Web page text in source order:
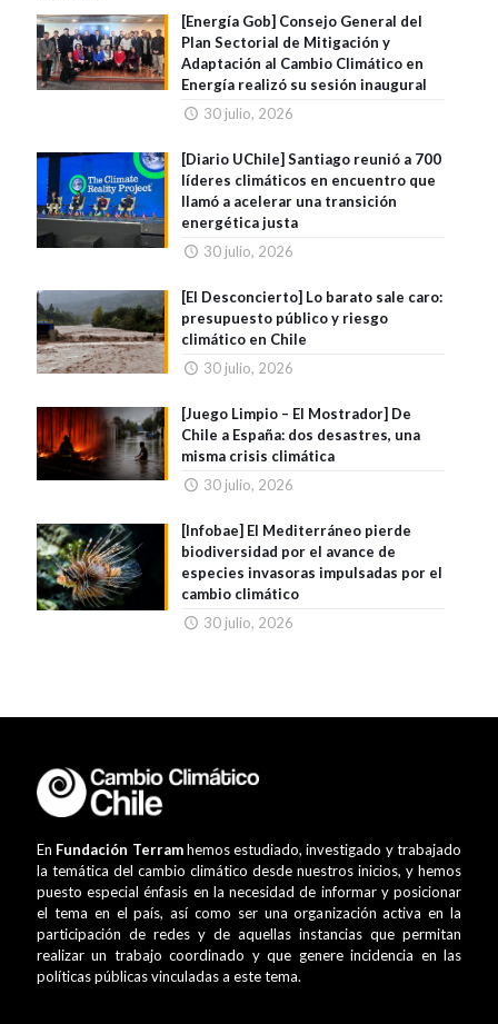
[Energía Gob] Consejo General del
Plan Sectorial de Mitigación y
Adaptación al Cambio Climático en
Energía realizó su sesión inaugural
30 julio, 2026
[Diario UChile] Santiago reunió a 700
líderes climáticos en encuentro que
llamó a acelerar una transición
energética justa
30 julio, 2026
[El Desconcierto] Lo barato sale caro:
presupuesto público y riesgo
climático en Chile
30 julio, 2026
[Juego Limpio – El Mostrador] De
Chile a España: dos desastres, una
misma crisis climática
30 julio, 2026
[Infobae] El Mediterráneo pierde
biodiversidad por el avance de
especies invasoras impulsadas por el
cambio climático
30 julio, 2026
En Fundación Terramhemos estudiado, investigado y trabajado
la temática del cambio climático desde nuestros inicios, y hemos
puesto especial énfasis en la necesidad de informar y posicionar
el tema en el país, así como ser una organización activa en la
participación de redes y de aquellas instancias que permitan
realizar un trabajo coordinado y que genere incidencia en las
políticas públicas vinculadas a este tema.